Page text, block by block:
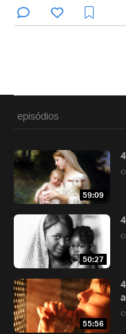
episódios
59:09
50:27
55:56